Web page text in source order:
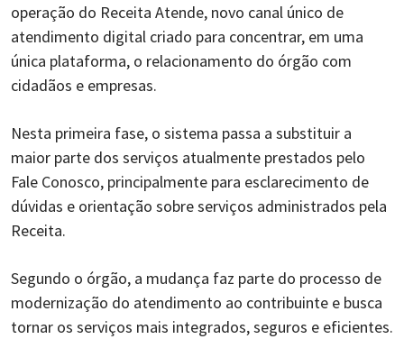
operação do Receita Atende, novo canal único de
atendimento digital criado para concentrar, em uma
única plataforma, o relacionamento do órgão com
cidadãos e empresas.
Nesta primeira fase, o sistema passa a substituir a
maior parte dos serviços atualmente prestados pelo
Fale Conosco, principalmente para esclarecimento de
dúvidas e orientação sobre serviços administrados pela
Receita.
Segundo o órgão, a mudança faz parte do processo de
modernização do atendimento ao contribuinte e busca
tornar os serviços mais integrados, seguros e eficientes.